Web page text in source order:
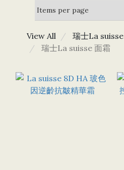
View All
瑞士La suisse
瑞士La suisse 面霜